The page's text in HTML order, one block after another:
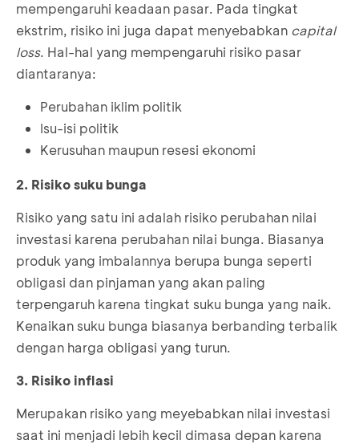
mempengaruhi keadaan pasar. Pada tingkat
ekstrim, risiko ini juga dapat menyebabkan capital
loss. Hal-hal yang mempengaruhi risiko pasar
diantaranya:
Perubahan iklim politik
Isu-isi politik
Kerusuhan maupun resesi ekonomi
2. Risiko suku bunga
Risiko yang satu ini adalah risiko perubahan nilai
investasi karena perubahan nilai bunga. Biasanya
produk yang imbalannya berupa bunga seperti
obligasi dan pinjaman yang akan paling
terpengaruh karena tingkat suku bunga yang naik.
Kenaikan suku bunga biasanya berbanding terbalik
dengan harga obligasi yang turun.
3. Risiko inflasi
Merupakan risiko yang meyebabkan nilai investasi
saat ini menjadi lebih kecil dimasa depan karena